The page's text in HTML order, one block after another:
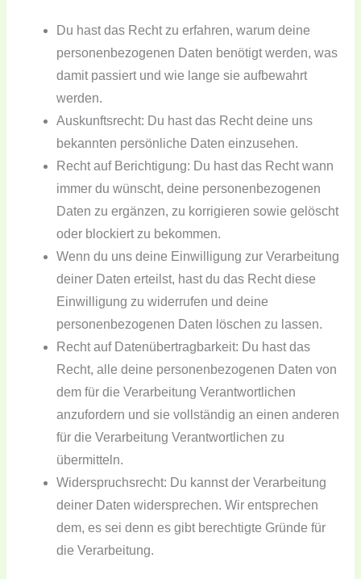
Du hast das Recht zu erfahren, warum deine
personenbezogenen Daten benötigt werden, was
damit passiert und wie lange sie aufbewahrt
werden.
Auskunftsrecht: Du hast das Recht deine uns
bekannten persönliche Daten einzusehen.
Recht auf Berichtigung: Du hast das Recht wann
immer du wünscht, deine personenbezogenen
Daten zu ergänzen, zu korrigieren sowie gelöscht
oder blockiert zu bekommen.
Wenn du uns deine Einwilligung zur Verarbeitung
deiner Daten erteilst, hast du das Recht diese
Einwilligung zu widerrufen und deine
personenbezogenen Daten löschen zu lassen.
Recht auf Datenübertragbarkeit: Du hast das
Recht, alle deine personenbezogenen Daten von
dem für die Verarbeitung Verantwortlichen
anzufordern und sie vollständig an einen anderen
für die Verarbeitung Verantwortlichen zu
übermitteln.
Widerspruchsrecht: Du kannst der Verarbeitung
deiner Daten widersprechen. Wir entsprechen
dem, es sei denn es gibt berechtigte Gründe für
die Verarbeitung.